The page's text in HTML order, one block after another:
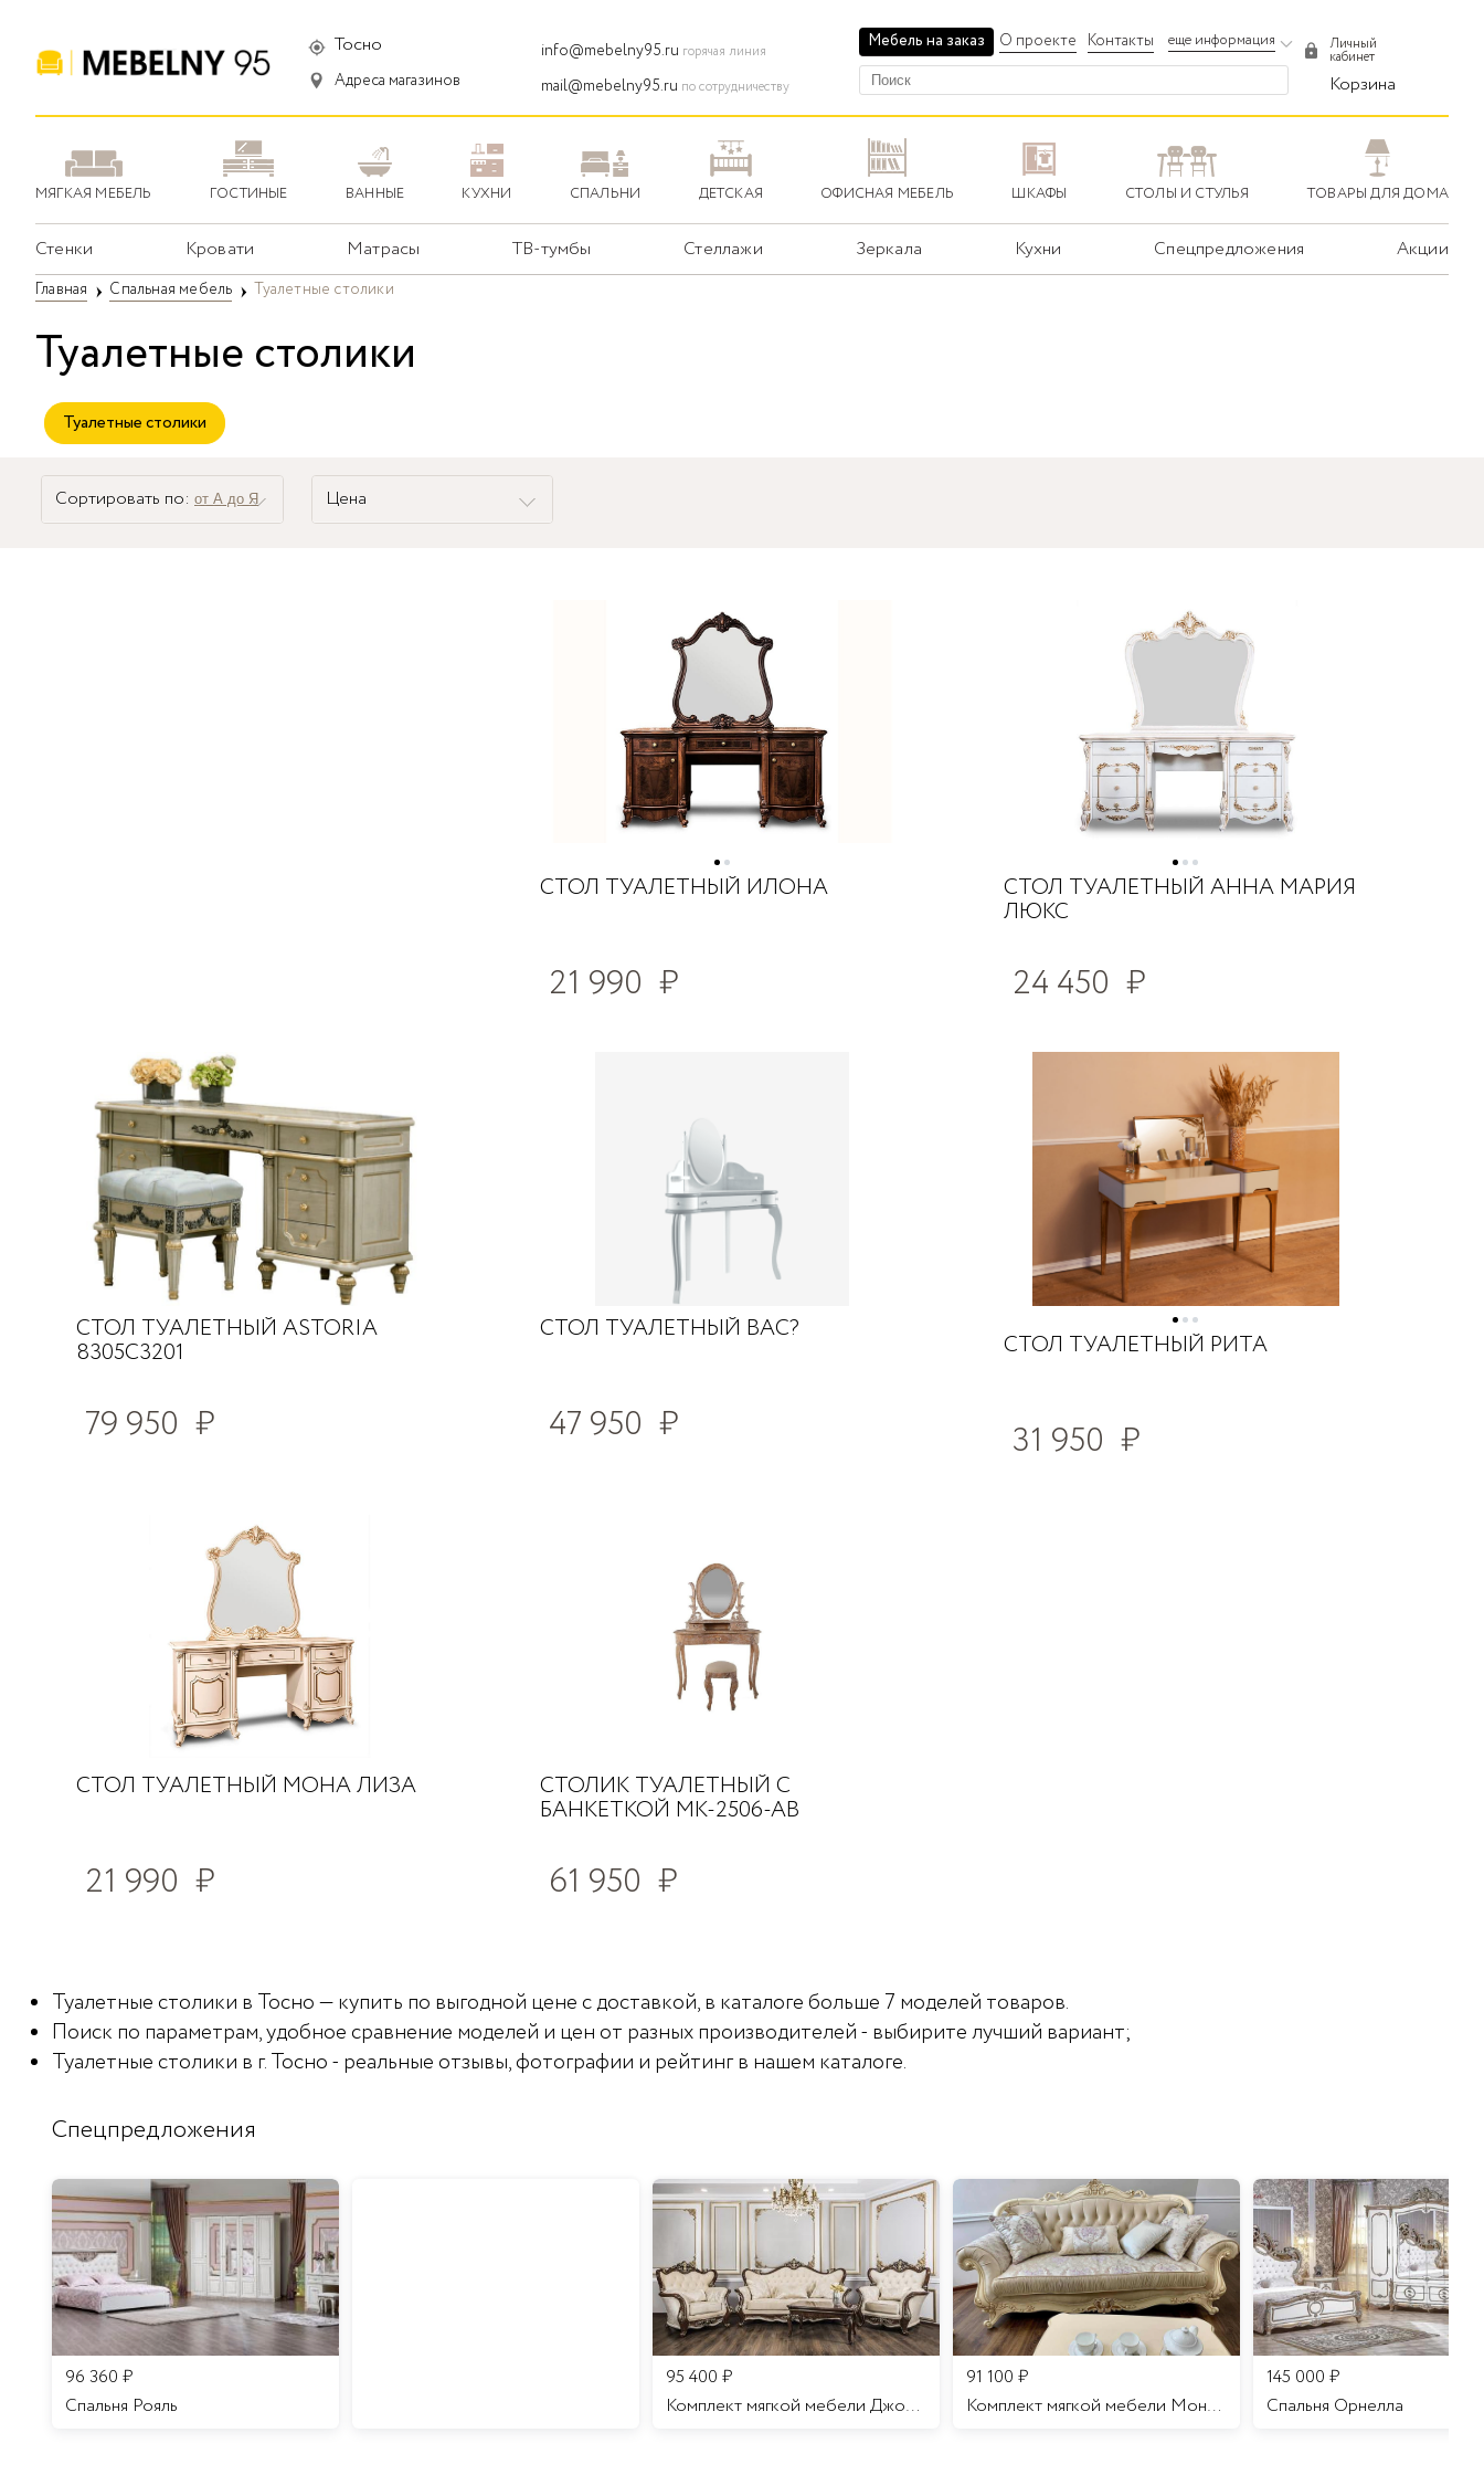
Тосно
Адреса магазинов
info@mebelny95.ru горячая линия
mail@mebelny95.ru по сотрудничеству
Мебель на заказ О проекте Контакты еще информация Личный
кабинет
Корзина
МЯГКАЯ МЕБЕЛЬ ГОСТИНЫЕ ВАННЫЕ КУХНИ СПАЛЬНИ ДЕТСКАЯ ОФИСНАЯ МЕБЕЛЬ ШКАФЫ СТОЛЫ И СТУЛЬЯ ТОВАРЫ ДЛЯ ДОМА
Стенки Кровати Матрасы ТВ-тумбы Стеллажи Зеркала Кухни Спецпредложения Акции
Главная Спальная мебель Туалетные столики
Туалетные столики
Туалетные столики
Сортировать по: от А до Я Цена
СТОЛ ТУАЛЕТНЫЙ ИЛОНА
21 990 ₽
СТОЛ ТУАЛЕТНЫЙ АННА МАРИЯ
ЛЮКС
24 450 ₽
СТОЛ ТУАЛЕТНЫЙ ASTORIA
8305C3201
79 950 ₽
СТОЛ ТУАЛЕТНЫЙ ВАС?
47 950 ₽
СТОЛ ТУАЛЕТНЫЙ РИТА
31 950 ₽
СТОЛ ТУАЛЕТНЫЙ МОНА ЛИЗА
21 990 ₽
СТОЛИК ТУАЛЕТНЫЙ С
БАНКЕТКОЙ MK-2506-AB
61 950 ₽
Туалетные столики в Тосно — купить по выгодной цене с доставкой, в каталоге больше 7 моделей товаров.
Поиск по параметрам, удобное сравнение моделей и цен от разных производителей - выбирите лучший вариант;
Туалетные столики в г. Тосно - реальные отзывы, фотографии и рейтинг в нашем каталоге.
Спецпредложения
96 360 ₽
Спальня Рояль
95 400 ₽
Комплект мягкой мебели Джоконда
91 100 ₽
Комплект мягкой мебели Мона Лиза
145 000 ₽
Cпальня Орнелла